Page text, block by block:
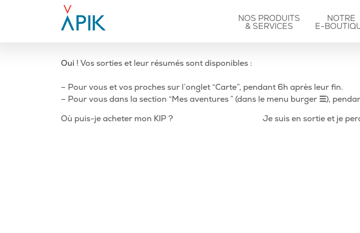
NOS PRODUITS
& SERVICES
NOTRE
E-
Oui ! Vos sorties et leur résumés sont disponibles :
– Pour vous et vos proches sur l’onglet “Carte”, pendant 6h après leur fin.
– Pour vous dans la section “Mes aventures ” (dans le menu burger ☰),
Navigation
Article
Où puis-je acheter mon KIP ? Je suis en sortie et je